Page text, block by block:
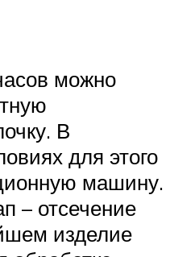
можно
В
для этого
машину.
– отсечение
изделие